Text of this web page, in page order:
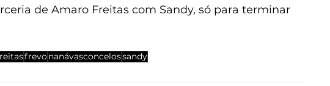
de Amaro Freitas com Sandy, só para terminar
frevonanávasconcelossandy